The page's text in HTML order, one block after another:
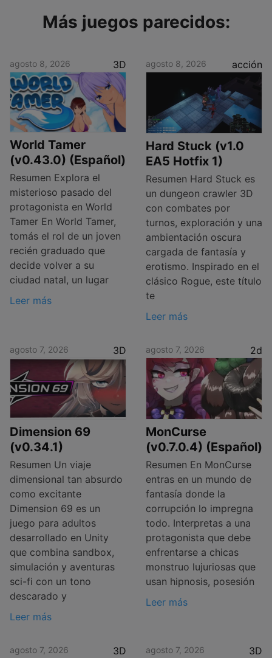
Más juegos parecidos:
agosto 8, 2026 3D
World Tamer
(v0.43.0) (Español)
Resumen Explora el
misterioso pasado del
protagonista en World
Tamer En World Tamer,
tomás el rol de un joven
recién graduado que
decide volver a su
ciudad natal, un lugar
Leer más
agosto 8, 2026 acción
Hard Stuck (v1.0
EA5 Hotfix 1)
Resumen Hard Stuck es
un dungeon crawler 3D
con combates por
turnos, exploración y una
ambientación oscura
cargada de fantasía y
erotismo. Inspirado en el
clásico Rogue, este título
te
Leer más
agosto 7, 2026 3D
Dimension 69
(v0.34.1)
Resumen Un viaje
dimensional tan absurdo
como excitante
Dimension 69 es un
juego para adultos
desarrollado en Unity
que combina sandbox,
simulación y aventuras
sci-fi con un tono
descarado y
Leer más
agosto 7, 2026 2d
MonCurse
(v0.7.0.4) (Español)
Resumen En MonCurse
entras en un mundo de
fantasía donde la
corrupción lo impregna
todo. Interpretas a una
protagonista que debe
enfrentarse a chicas
monstruo lujuriosas que
usan hipnosis, posesión
Leer más
agosto 7, 2026 3D agosto 7, 2026 3D